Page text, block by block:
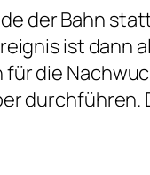
der Bahn
ist dann
für die
durchführen.